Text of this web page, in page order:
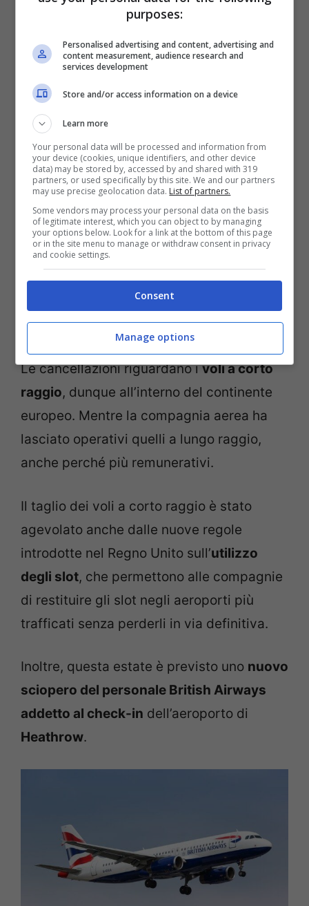
avrebbero riguardato i voli diretti verso
mete di vacanza in Grecia, Spagna e
Portogallo. Come segnalava
Quotidiano.
Un annuncio a cui ne è seguito subito un
altro sultaglio di altri 10.300 voli da qui
fino a ottobre.Lariduzione dell’operativo
estivodi British Airways sale così al 13%
della programmazione originaria. Con un
taglio complessivo di circa 30.000 voli.
Come riporta sempreTravel Quotidiano.
Un colpo durissimo per il vettore e
soprattutto per i suoi clienti.
Le cancellazioni riguardano ivoli a corto
raggio, dunque all’interno del continente
europeo. Mentre la compagnia aerea ha
lasciato operativi quelli a lungo raggio,
anche perché più remunerativi.
Il taglio dei voli a corto raggio è stato
agevolato anche dalle nuove regole
introdotte nel Regno Unito sull’utilizzo
degli slot, che permettono alle compagnie
di restituire gli slot negli aeroporti più
trafficati senza perderli in via definitiva.
Inoltre, questa estate è previsto uno nuovo
sciopero del personale British Airways
addetto al check-in dell’aeroporto di
Heathrow.
purposes:
Personalised advertising and content, advertising and
content measurement, audience research and
services development
Store and/or access information on a device
Learn more
Your personal data will be processed and information from
your device (cookies, unique identifiers, and other device
data) may be stored by, accessed by and shared with 319
partners, or used specifically by this site. We and our partners
may use precise geolocation data. List of partners.
Some vendors may process your personal data on the basis
of legitimate interest, which you can object to by managing
your options below. Look for a link at the bottom of this page
or in the site menu to manage or withdraw consent in privacy
and cookie settings.
Consent
Manage options